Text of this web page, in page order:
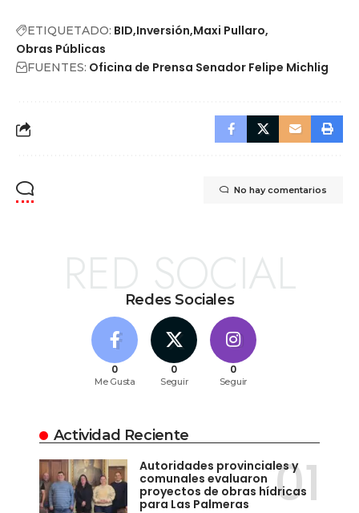
ETIQUETADO: BID Inversión Maxi Pullaro
Obras Públicas
FUENTES: Oficina de Prensa Senador Felipe Michlig
No hay comentarios
Redes Sociales
RED SOCIAL
0
Me Gusta
0
Seguir
0
Seguir
Actividad Reciente
Autoridades provinciales y
comunales evaluaron
proyectos de obras hídricas
para Las Palmeras